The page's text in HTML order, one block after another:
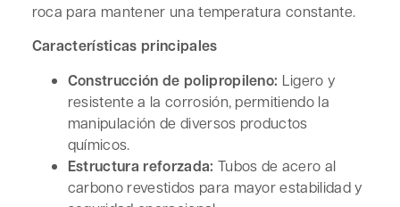
roca para mantener una temperatura constante.
Características principales
Construcción de polipropileno: Ligero y
resistente a la corrosión, permitiendo la
manipulación de diversos productos
químicos.
Estructura reforzada: Tubos de acero al
carbono revestidos para mayor estabilidad y